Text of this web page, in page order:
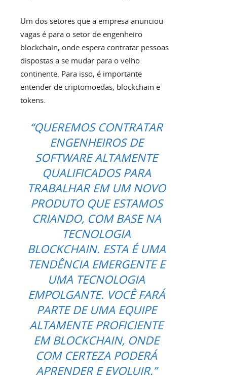
Um dos setores que a empresa anunciou
vagas é para o setor de engenheiro
blockchain, onde espera contratar pessoas
dispostas a se mudar para o velho
continente. Para isso, é importante
entender de criptomoedas, blockchain e
tokens.
“QUEREMOS CONTRATAR
ENGENHEIROS DE
SOFTWARE ALTAMENTE
QUALIFICADOS PARA
TRABALHAR EM UM NOVO
PRODUTO QUE ESTAMOS
CRIANDO, COM BASE NA
TECNOLOGIA
BLOCKCHAIN. ESTA É UMA
TENDÊNCIA EMERGENTE E
UMA TECNOLOGIA
EMPOLGANTE. VOCÊ FARÁ
PARTE DE UMA EQUIPE
ALTAMENTE PROFICIENTE
EM BLOCKCHAIN, ONDE
COM CERTEZA PODERÁ
APRENDER E EVOLUIR.”